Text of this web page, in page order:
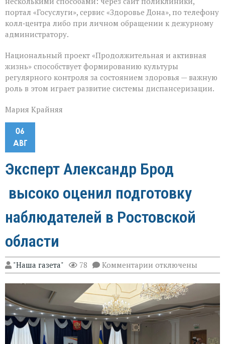
портал «Госуслуги», сервис «Здоровье Дона», по телефону
колл‑центра либо при личном обращении к дежурному
администратору.
Национальный проект «Продолжительная и активная
жизнь» способствует формированию культуры
регулярного контроля за состоянием здоровья — важную
роль в этом играет развитие системы диспансеризации.
Мария Крайняя
06
АВГ
Эксперт Александр Брод
высоко оценил подготовку
наблюдателей в Ростовской
области
"Наша газета" 78 Комментарии к
записи
Эксперт
Александр
Брод
высоко
оценил
подготовку
наблюдателей
отключены